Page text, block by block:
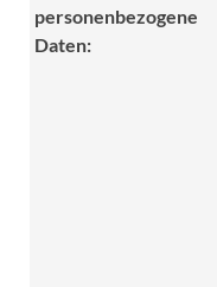
personenbezogene
Daten: